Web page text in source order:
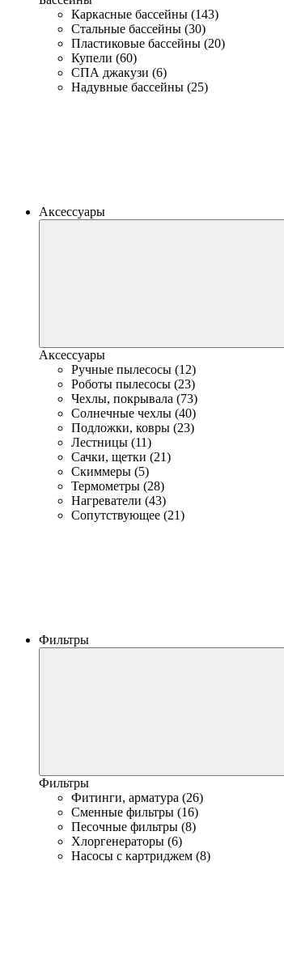
Каркасные бассейны (143)
Стальные бассейны (30)
Пластиковые бассейны (20)
Купели (60)
СПА джакузи (6)
Надувные бассейны (25)
Аксессуары
Аксессуары
Ручные пылесосы (12)
Роботы пылесосы (23)
Чехлы, покрывала (73)
Солнечные чехлы (40)
Подложки, ковры (23)
Лестницы (11)
Сачки, щетки (21)
Скиммеры (5)
Термометры (28)
Нагреватели (43)
Сопутствующее (21)
Фильтры
Фильтры
Фитинги, арматура (26)
Сменные фильтры (16)
Песочные фильтры (8)
Хлоргенераторы (6)
Насосы с картриджем (8)